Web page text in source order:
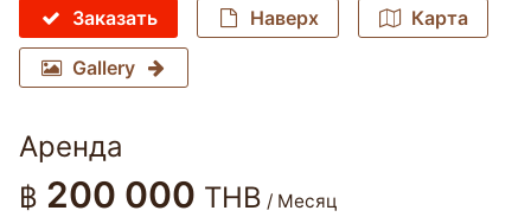
Заказать Наверх Карта
Gallery
Аренда
฿ 200 000 THB / Месяц